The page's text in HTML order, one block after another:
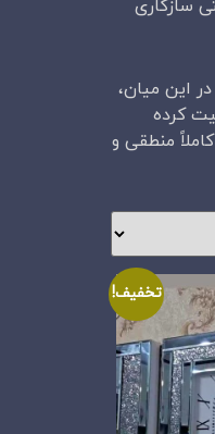
سازگاری
این میان،
کرده
منطقی و
تخفیف!